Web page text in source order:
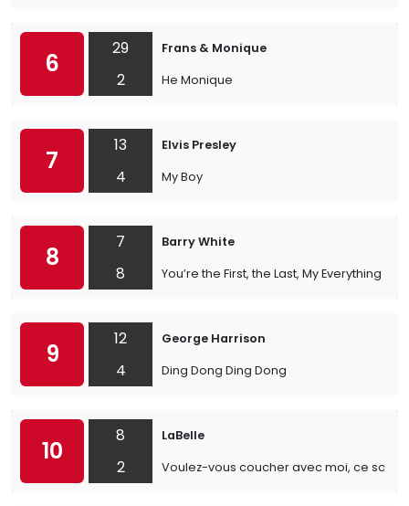
6
29
2
Frans & Monique
He Monique
7
13
4
Elvis Presley
My Boy
8
7
8
Barry White
You’re the First, the Last, My Everything
9
12
4
George Harrison
Ding Dong Ding Dong
10
8
2
LaBelle
Voulez-vous coucher avec moi, ce soir?